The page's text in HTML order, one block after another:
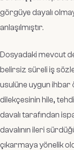
görgüye dayalı
anlaşılmıştır.
Dosyadaki mevcut
belirsiz süreli iş
usulüne uygun ihbar
dilekçesinin hile,
davalı tarafından
davalının ileri
çıkarmaya yönelik